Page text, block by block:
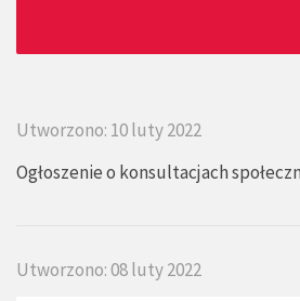
Utworzono: 10 luty 2022
Ogłoszenie o konsultacjach
Utworzono: 08 luty 2022